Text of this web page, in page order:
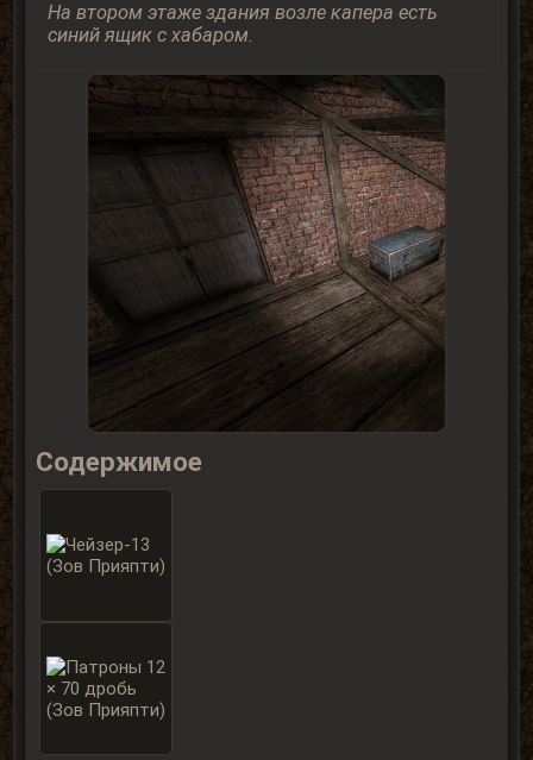
На втором этаже здания возле капера есть
синий ящик с хабаром.
Содержимое